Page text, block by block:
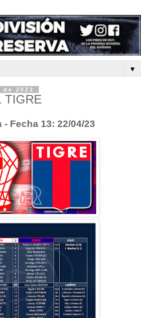
▼
2023
TIGRE
- Fecha 13: 22/04/23